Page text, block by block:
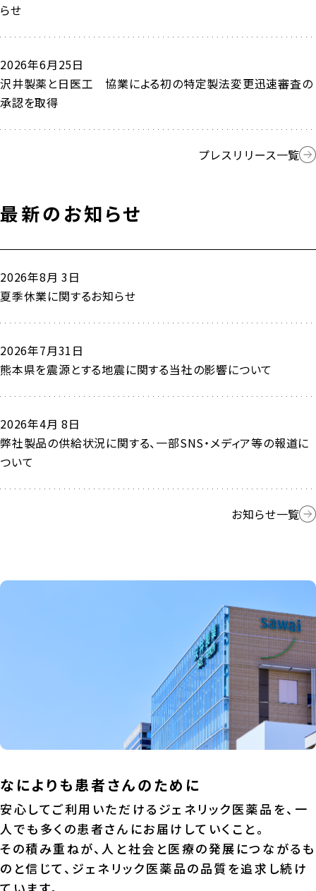
らせ
2026年6月25日
沢井製薬と日医工 協業による初の特定製法変更迅速審査の
承認を取得
プレスリリース一覧
最新のお知らせ
2026年8月 3日
夏季休業に関するお知らせ
2026年7月31日
熊本県を震源とする地震に関する当社の影響について
2026年4月 8日
弊社製品の供給状況に関する、一部SNS・メディア等の報道に
ついて
お知らせ一覧
なによりも患者さんのために
安心してご利用いただけるジェネリック医薬品を、一
人でも多くの患者さんにお届けしていくこと。
その積み重ねが、人と社会と医療の発展につながるも
のと信じて、ジェネリック医薬品の品質を追求し続け